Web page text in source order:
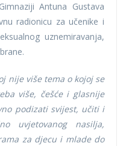
Antuna Gustava
radionicu za učenike i
uznemiravanja,
nije više tema o kojoj se
više, češće i glasnije
podizati svijest, učiti i
uvjetovanog nasilja,
za djecu i mlade do